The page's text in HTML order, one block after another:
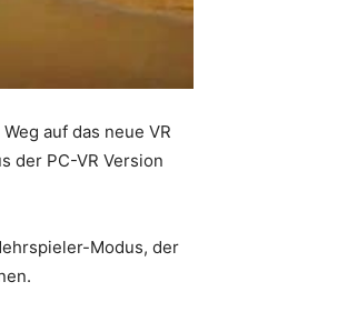
auf das neue VR
der PC-VR Version
Modus, der